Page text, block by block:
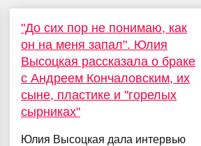
"До сих пор не понимаю, как
он на меня запал". Юлия
Высоцкая рассказала о браке
с Андреем Кончаловским, их
сыне, пластике и "горелых
сырниках"
Юлия Высоцкая дала интервью